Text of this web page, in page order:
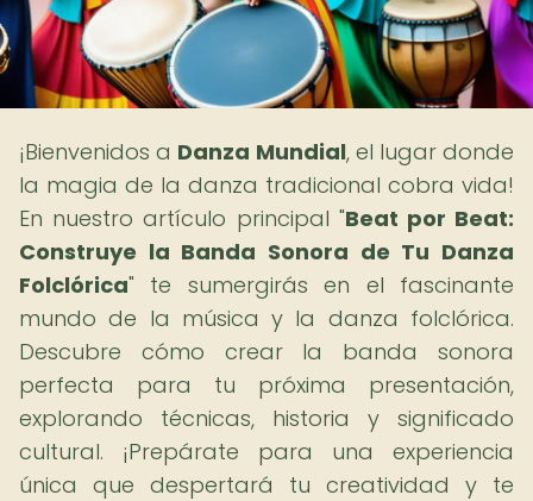
¡Bienvenidos a Danza Mundial, el lugar donde
la magia de la danza tradicional cobra vida!
En nuestro artículo principal "Beat por Beat:
Construye la Banda Sonora de Tu Danza
Folclórica" te sumergirás en el fascinante
mundo de la música y la danza folclórica.
Descubre cómo crear la banda sonora
perfecta para tu próxima presentación,
explorando técnicas, historia y significado
cultural. ¡Prepárate para una experiencia
única que despertará tu creatividad y te